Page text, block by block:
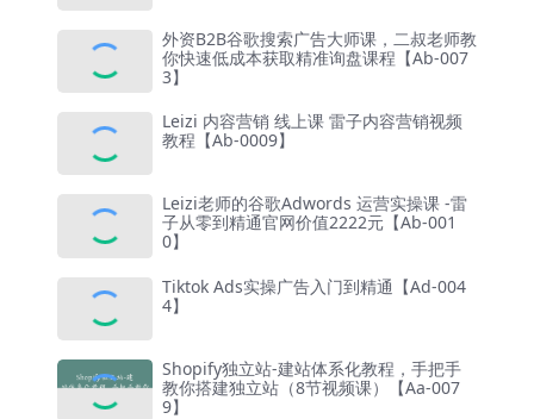
外资B2B谷歌搜索广告大师课，二叔老师教
你快速低成本获取精准询盘课程【Ab-007
3】
Leizi 内容营销 线上课 雷子内容营销视频
教程【Ab-0009】
Leizi老师的谷歌Adwords 运营实操课 -雷
子从零到精通官网价值2222元【Ab-001
0】
Tiktok Ads实操广告入门到精通【Ad-004
4】
Shopify独立站-建站体系化教程，手把手
教你搭建独立站（8节视频课）【Aa-007
9】